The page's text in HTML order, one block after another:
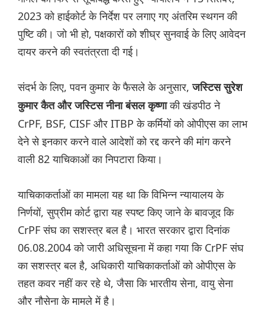
2023 को हाईकोर्ट के निर्देश पर लगाए गए अंतरिम स्थगन की
पुष्टि की। जो भी हो, पक्षकारों को शीघ्र सुनवाई के लिए आवेदन
दायर करने की स्वतंत्रता दी गई।
संदर्भ के लिए, पवन कुमार के फैसले के अनुसार,जस्टिस सुरेश
कुमार कैत और जस्टिस नीना बंसल कृष्णाकी खंडपीठ ने
CrPF, BSF, CISF और ITBP के कर्मियों को ओपीएस का लाभ
देने से इनकार करने वाले आदेशों को रद्द करने की मांग करने
वाली 82 याचिकाओं का निपटारा किया।
याचिकाकर्ताओं का मामला यह था कि विभिन्न न्यायालय के
निर्णयों, सुप्रीम कोर्ट द्वारा यह स्पष्ट किए जाने के बावजूद कि
CrPF संघ का सशस्त्र बल है। भारत सरकार द्वारा दिनांक
06.08.2004 को जारी अधिसूचना में कहा गया कि CrPF संघ
का सशस्त्र बल है, अधिकारी याचिकाकर्ताओं को ओपीएस के
तहत कवर नहीं कर रहे थे, जैसा कि भारतीय सेना, वायु सेना
और नौसेना के मामले में है।